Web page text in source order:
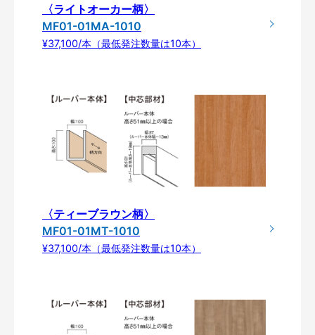
〈ライトオーカー柄〉
MF01-01MA-1010
¥37,100/本（最低発注数量は10本）
〈ティーブラウン柄〉
MF01-01MT-1010
¥37,100/本（最低発注数量は10本）